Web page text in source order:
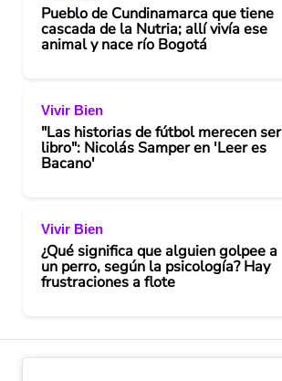
Pueblo de Cundinamarca que tiene
cascada de la Nutria; allí vivía ese
animal y nace río Bogotá
Vivir Bien
"Las historias de fútbol merecen ser
libro": Nicolás Samper en 'Leer es
Bacano'
Vivir Bien
¿Qué significa que alguien golpee a
un perro, según la psicología? Hay
frustraciones a flote